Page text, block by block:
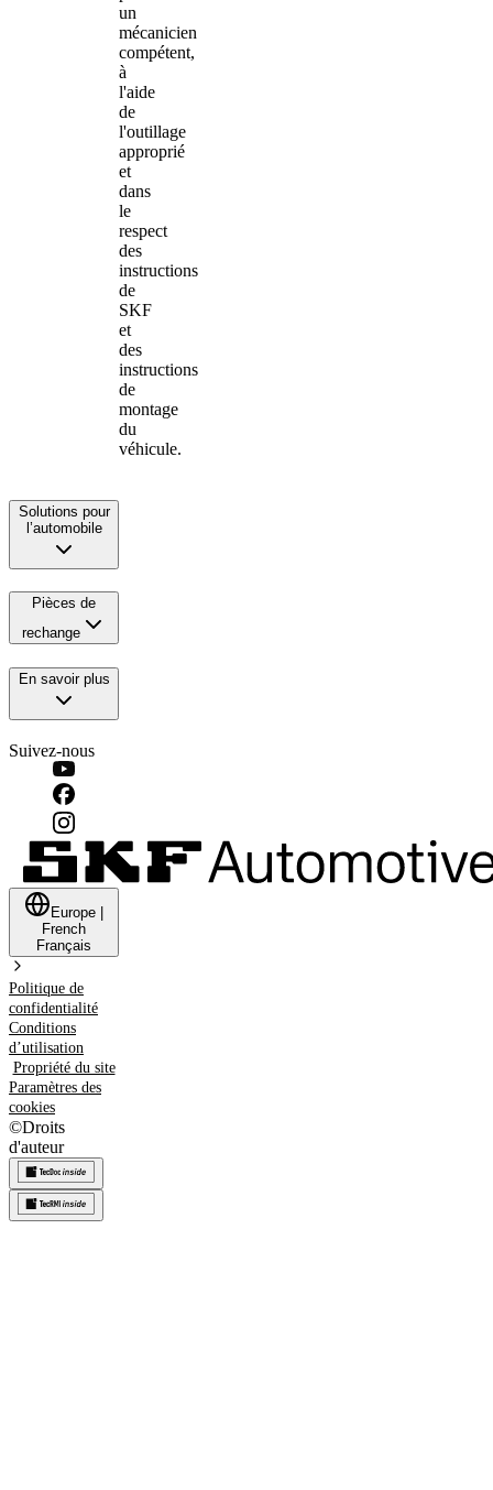
un
mécanicien
compétent,
à
l'aide
de
l'outillage
approprié
et
dans
le
respect
des
instructions
de
SKF
et
des
instructions
de
montage
du
véhicule.
Solutions pour
l’automobile
Pièces de
rechange
En savoir plus
Suivez-nous
Europe
French
Français
Politique de
confidentialité
Conditions
d’utilisation
Propriété du site
Paramètres des
cookies
©Droits
d'auteur